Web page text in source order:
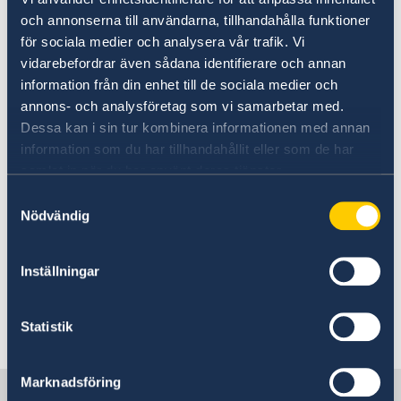
och annonserna till användarna, tillhandahålla funktioner
för sociala medier och analysera vår trafik. Vi
vidarebefordrar även sådana identifierare och annan
information från din enhet till de sociala medier och
annons- och analysföretag som vi samarbetar med.
Dessa kan i sin tur kombinera informationen med annan
information som du har tillhandahållit eller som de har
samlat in när du har använt deras tjänster.
Nödvändig
Inställningar
Statistik
Marknadsföring
Annan viktig information och lokala
kontaktuppgifter för nödsituationer i menyn
nedan.
Om olyckan är framme – vad kan du få
hjälp med?
Här finns grundläggande information som
dessutom ytterligare villkor. Kontakta ansvarig